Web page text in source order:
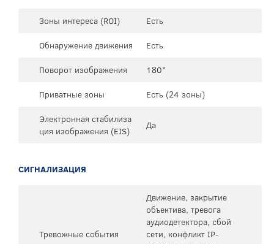
Зоны интереса (ROI)
Есть
Обнаружение движения
Есть
Поворот изображения
180°
Приватные зоны
Есть (24 зоны)
Электронная стабилиза
ция изображения (EIS)
Да
СИГНАЛИЗАЦИЯ
Тревожные события
Движение, закрытие
объектива, тревога
аудиодетектора, сбой
сети, конфликт IP-